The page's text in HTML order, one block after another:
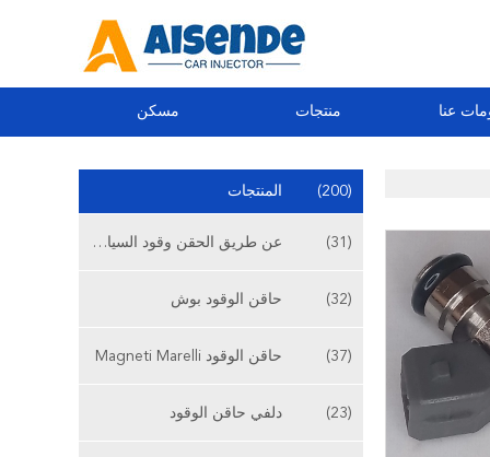
مسكن منتجات عنا
المنتجات (200)
عن طريق الحقن وقود السيارات (31)
حاقن الوقود بوش (32)
حاقن الوقود Magneti Marelli (37)
دلفي حاقن الوقود (23)